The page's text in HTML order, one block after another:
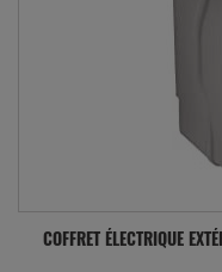
COFFRET ÉLECTRIQUE